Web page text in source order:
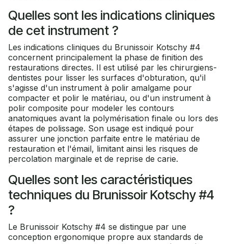
Quelles sont les indications cliniques
de cet instrument ?
Les indications cliniques du Brunissoir Kotschy #4
concernent principalement la phase de finition des
restaurations directes. Il est utilisé par les chirurgiens-
dentistes pour lisser les surfaces d'obturation, qu'il
s'agisse d'un instrument à polir amalgame pour
compacter et polir le matériau, ou d'un instrument à
polir composite pour modeler les contours
anatomiques avant la polymérisation finale ou lors des
étapes de polissage. Son usage est indiqué pour
assurer une jonction parfaite entre le matériau de
restauration et l'émail, limitant ainsi les risques de
percolation marginale et de reprise de carie.
Quelles sont les caractéristiques
techniques du Brunissoir Kotschy #4
?
Le Brunissoir Kotschy #4 se distingue par une
conception ergonomique propre aux standards de